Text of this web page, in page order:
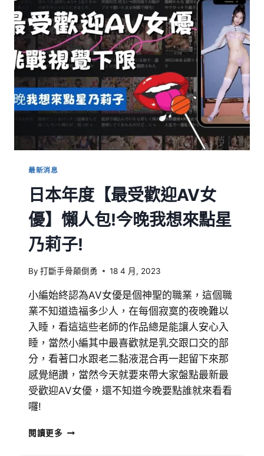
最新消息
日本年度【最受歡迎AV女
優】懶人包!今晚我想來點星
乃莉子!
By 打斷手骨顛倒勇 18 4 月, 2023
小編始終認為AV女優是個神聖的職業，這個職
業不知道造福多少人，在每個寂寞的夜晚難以
入睡，看這這些老師的作品總是能讓人安心入
睡，當然小編其中最喜歡就是乳交跟口交的部
分，看著口水跟老二黏液混合再一起留下來那
感覺絕讚，當然今天就要來帶大家盤點最新最
受歡迎AV女優，還不知道今晚要點誰就來看看
囉!
閱讀更多